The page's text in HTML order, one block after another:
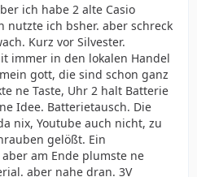
ich habe 2 alte Casio
nutzte ich bsher. aber schreck
Kurz vor Silvester.
immer in den lokalen Handel
gott, die sind schon ganz
ne Taste, Uhr 2 halt Batterie
Idee. Batterietausch. Die
nix, Youtube auch nicht, zu
gelößt. Ein
am Ende plumste ne
aber nahe dran. 3V